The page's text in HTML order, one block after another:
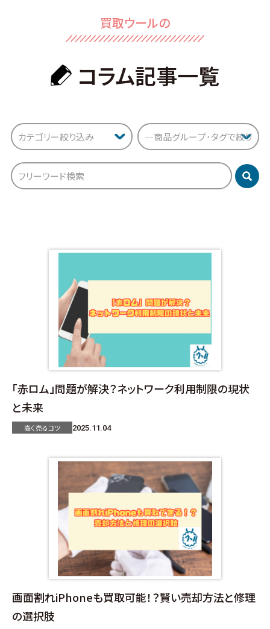
買取ウールの
コラム記事⼀覧
「赤ロム」問題が解決？ネットワーク利用制限の現状
と未来
高く売るコツ 2025.11.04
画面割れiPhoneも買取可能！？賢い売却方法と修理
の選択肢